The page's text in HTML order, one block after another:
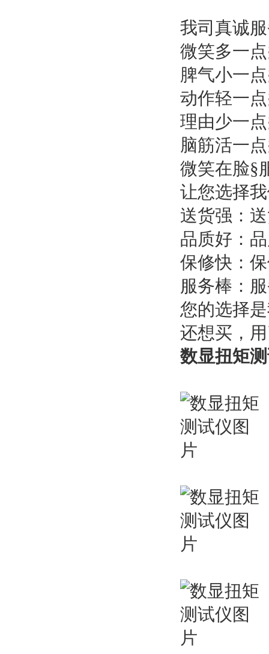
我司真诚
微笑多一
脾气小一
动作轻一
理由少一
脑筋活一
微笑在脸§
让您选择
送货强：
品质好：
保修快：
服务棒：
您的选择
还想买，
数显扭矩